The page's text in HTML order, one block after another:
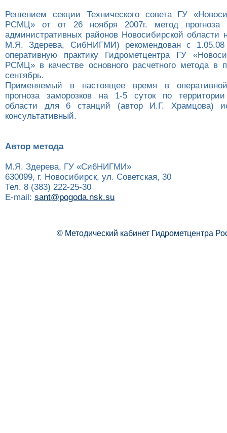
Решением секции Технического совета ГУ
РСМЦ» от от 26 ноября 2007г. метод прогноза
административных районов Новосибирской области
М.Я. Здерева, СибНИГМИ) рекомендован с
оперативную практику Гидрометцентра ГУ
РСМЦ» в качестве основного расчетного метода в
сентябрь.
Применяемый в настоящее время в
прогноза заморозков на 1-5 суток по
области для 6 станций (автор И.Г. Храмцова)
консультативный.
Автор метода
М.Я. Здерева, ГУ «Си6НИГМИ»
630099, г. Новосибирск, ул. Советская, 30
Тел. 8 (383) 222-25-30
E-mail: sant@pogoda.nsk.su
© Методический кабинет Гидрометцентра